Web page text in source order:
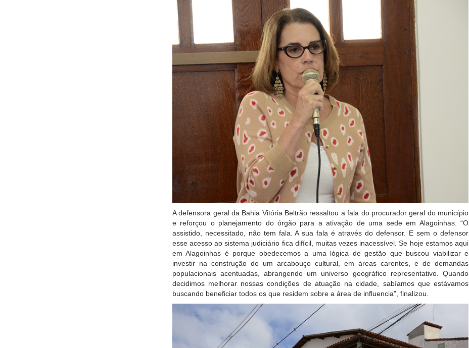
A defensora geral da Bahia Vitória Beltrão ressaltou a fala do procurador geral do município
e reforçou o planejamento do órgão para a ativação de uma sede em Alagoinhas. “O
assistido, necessitado, não tem fala. A sua fala é através do defensor. E sem o defensor
esse acesso ao sistema judiciário fica difícil, muitas vezes inacessível. Se hoje estamos aqui
em Alagoinhas é porque obedecemos a uma lógica de gestão que buscou viabilizar e
investir na construção de um arcabouço cultural, em áreas carentes, e de demandas
populacionais acentuadas, abrangendo um universo geográfico representativo. Quando
decidimos melhorar nossas condições de atuação na cidade, sabíamos que estávamos
buscando beneficiar todos os que residem sobre a área de influencia”, finalizou.